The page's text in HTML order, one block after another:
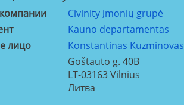
Civinity įmonių grupė
Kauno departamentas
лицо
Konstantinas Kuzminovas
Goštauto g. 40B
LT-03163Vilnius
Литва